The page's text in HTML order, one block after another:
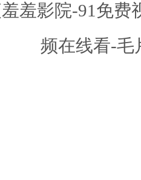
羞影院-91免
频在线看-毛